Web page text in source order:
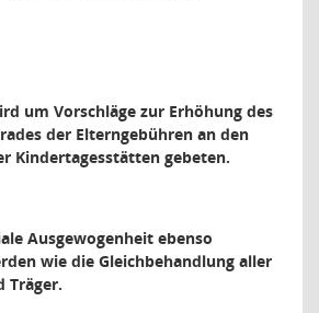
um Vorschläge zur Erhöhung des
der Elterngebühren an den
Kindertagesstätten gebeten.
Ausgewogenheit ebenso
wie die Gleichbehandlung aller
Träger.